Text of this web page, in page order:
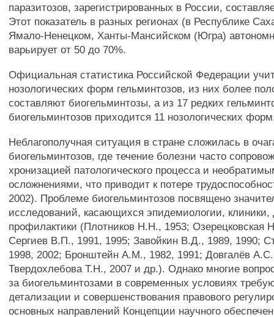
паразитозов, зарегистрированных в России,
Этот показатель в разных регионах (в Республике
Ямало-Ненецком, Ханты-Мансийском (Югра)
варьирует от 50 до 70%.
Официальная статистика Российской Федерации
нозологических форм гельминтозов, из них более
составляют биогельминтозы, а из 17 редких
биогельминтозов приходится 11 нозологических
Неблагополучная ситуация в стране сложилась в
биогельминтозов, где течение болезни часто
хронизацией патологического процесса и
осложнениями, что приводит к потере
2002). Проблеме биогельминтозов посвящено
исследований, касающихся эпидемиологии, клиники,
профилактики (Плотников H.H., 1953; Озерецковская
Сергиев В.П., 1991, 1995; Завойкин В.Д., 1989, 1990;
1998, 2002; Бронштейн A.M., 1982, 1991; Довгалёв
Твердохлебова Т.Н., 2007 и др.). Однако многие
за биогельминтозами в современных условиях
детализации и совершенствования правового
основных направлений Концепции научного